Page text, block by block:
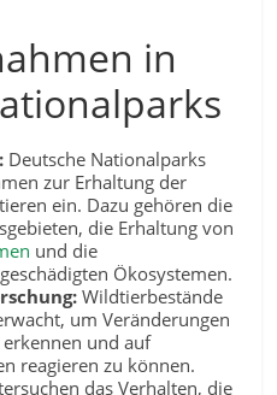
in
Deutsche Nationalparks
zur Erhaltung der
ein. Dazu gehören die
die Erhaltung von
und die
Ökosystemen.
Wildtierbestände
um Veränderungen
und auf
reagieren zu können.
das Verhalten, die